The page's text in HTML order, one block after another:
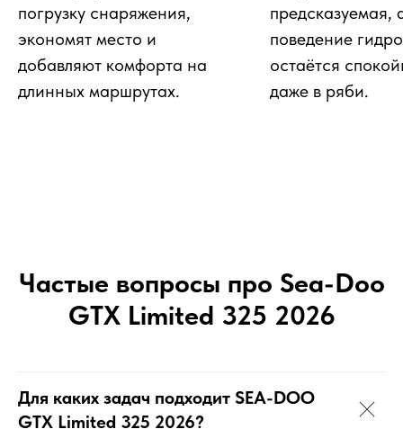
погрузку снаряжения,
экономят место и
добавляют комфорта на
длинных маршрутах.
предсказуемая,
поведение
остаётся
даже в ряби.
Частые вопросы про Sea-Doo
GTX Limited 325 2026
Для каких задач подходит SEA-DOO
GTX Limited 325 2026?